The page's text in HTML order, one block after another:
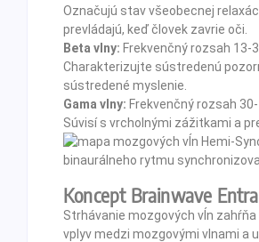
Označujú stav všeobecnej
prevládajú, keď človek zavrie oči.
Beta vlny: Frekvenčný rozsah 13-
Charakterizujte sústredenú
sústredené myslenie.
Gama vlny: Frekvenčný rozsah
Súvisí s vrcholnými zážitkami a
Koncept Brainwave
Strhávanie mozgových vĺn
vplyv medzi mozgovými vlnami a